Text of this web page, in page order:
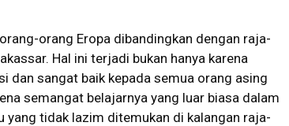
orang Eropa dibandingkan dengan raja-
Hal ini terjadi bukan hanya karena
dan sangat baik kepada semua orang asing
semangat belajarnya yang luar biasa dalam
yang tidak lazim ditemukan di kalangan raja-